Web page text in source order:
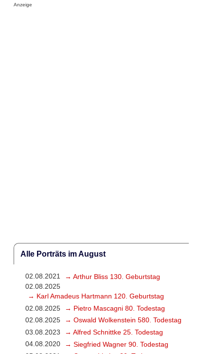
Anzeige
Alle Porträts im August
02.08.2021
→ Arthur Bliss 130. Geburtstag
02.08.2025
→ Karl Amadeus Hartmann 120. Geburtstag
02.08.2025
→ Pietro Mascagni 80. Todestag
02.08.2025
→ Oswald Wolkenstein 580. Todestag
03.08.2023
→ Alfred Schnittke 25. Todestag
04.08.2020
→ Siegfried Wagner 90. Todestag